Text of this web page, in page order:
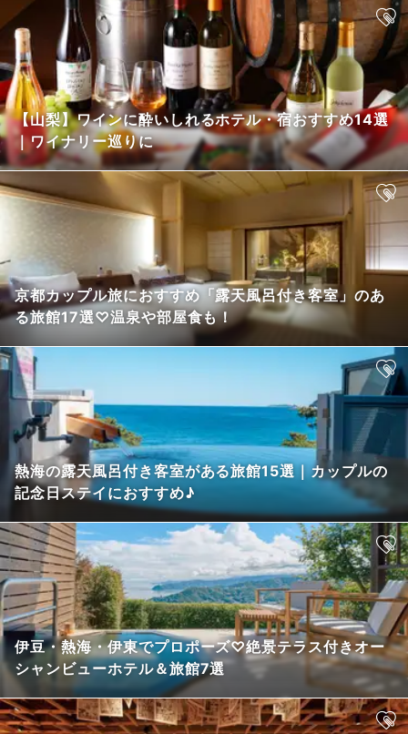
【山梨】ワインに酔いしれるホテル・宿おすすめ14選
｜ワイナリー巡りに
京都カップル旅におすすめ「露天風呂付き客室」のあ
る旅館17選♡温泉や部屋食も！
熱海の露天風呂付き客室がある旅館15選｜カップルの
記念日ステイにおすすめ♪
伊豆・熱海・伊東でプロポーズ♡絶景テラス付きオー
シャンビューホテル＆旅館7選